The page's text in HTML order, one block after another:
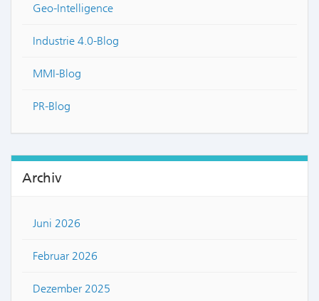
Geo-Intelligence
Industrie 4.0-Blog
MMI-Blog
PR-Blog
Archiv
Juni 2026
Februar 2026
Dezember 2025